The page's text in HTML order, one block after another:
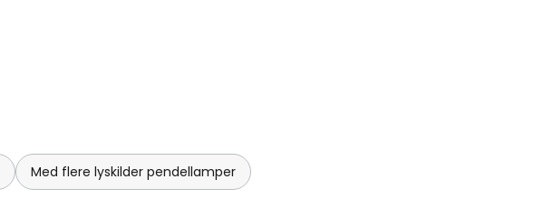
Med flere lyskilder pendellamper